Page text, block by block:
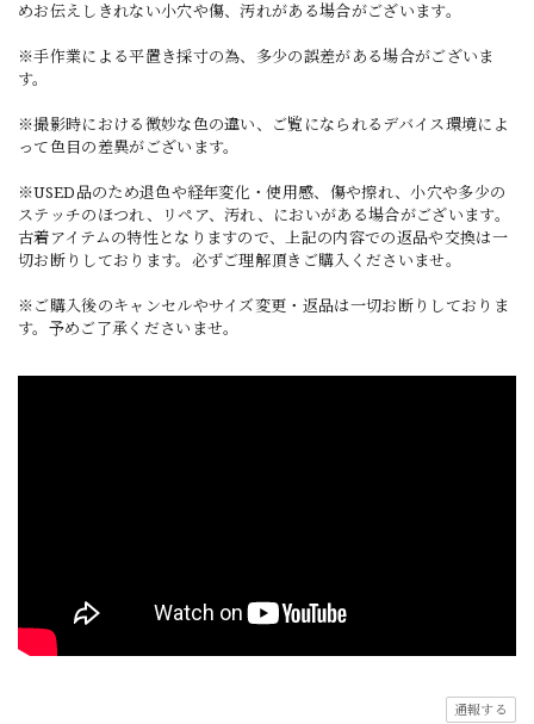
めお伝えしきれない小穴や傷、汚れがある場合がございます。
※手作業による平置き採寸の為、多少の誤差がある場合がございま
す。
※撮影時における微妙な色の違い、ご覧になられるデバイス環境によ
って色目の差異がございます。
※USED品のため退色や経年変化・使用感、傷や擦れ、小穴や多少の
ステッチのほつれ、リペア、汚れ、においがある場合がございます。
古着アイテムの特性となりますので、上記の内容での返品や交換は一
切お断りしております。必ずご理解頂きご購入くださいませ。
※ご購入後のキャンセルやサイズ変更・返品は一切お断りしておりま
す。予めご了承くださいませ。
通報する